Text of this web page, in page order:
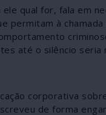
qual for, fala em
permitam à
até o silêncio seria
corporativa
de forma